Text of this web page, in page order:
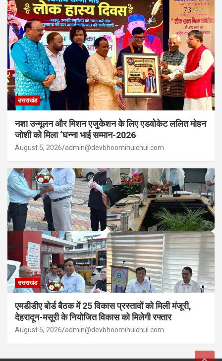
उत्तराखंड
नशा उन्मूलन और मिशन एजुकेशन के लिए एडवोकेट ललित मोहन
जोशी को मिला ‘घन्ना भाई सम्मान-2026
August 5, 2026 admin@devbhoomihulchul.com
उत्तराखंड
एमडीडीए बोर्ड बैठक में 25 विकास प्रस्तावों को मिली मंजूरी,
देहरादून-मसूरी के नियोजित विकास को मिलेगी रफ्तार
August 5, 2026 admin@devbhoomihulchul.com